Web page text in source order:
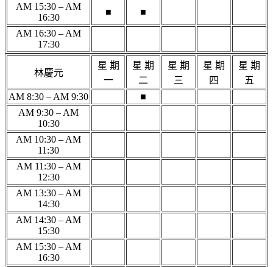
AM 15:30 – AM
16:30
■ ■
AM 16:30 – AM
17:30
林慶元
星 期
一
星 期
二
星 期
三
星 期
四
星 期
五
AM 8:30 – AM 9:30
■
AM 9:30 – AM
10:30
AM 10:30 – AM
11:30
AM 11:30 – AM
12:30
AM 13:30 – AM
14:30
AM 14:30 – AM
15:30
AM 15:30 – AM
16:30